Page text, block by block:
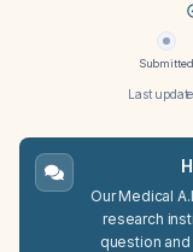
Submitted
Last
Our Medical
research
question